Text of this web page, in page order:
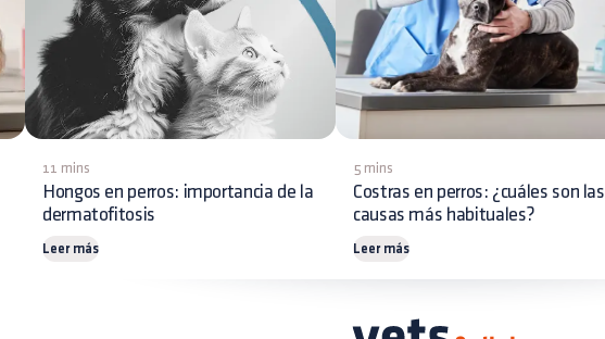
11 mins
Hongos en perros: importancia de la
dermatofitosis
Leer más
5 mins
Costras en perros: ¿cuáles son las
causas más habituales?
Leer más